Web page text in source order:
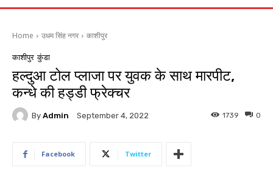
Home उधम सिंह नगर काशीपुर
काशीपुर कुंडा
हल्दुआ टोल प्लाजा पर युवक के साथ मारपीट,
कन्धे की हड्डी फ्रेक्चर
By Admin September 4, 2022 0
1739
Facebook Twitter